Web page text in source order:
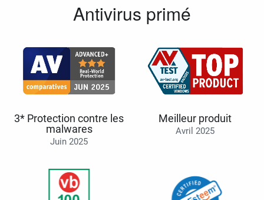
Antivirus primé
3* Protection contre les
malwares
Juin 2025
Meilleur produit
Avril 2025